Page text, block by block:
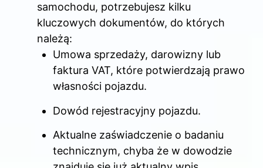
samochodu, potrzebujesz kilku
kluczowych dokumentów, do których
należą:
Umowa sprzedaży, darowizny lub
faktura VAT, które potwierdzają prawo
własności pojazdu.
Dowód rejestracyjny pojazdu.
Aktualne zaświadczenie o badaniu
technicznym, chyba że w dowodzie